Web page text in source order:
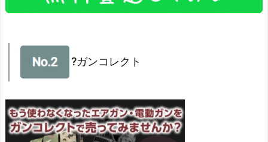
?ガンコレクト